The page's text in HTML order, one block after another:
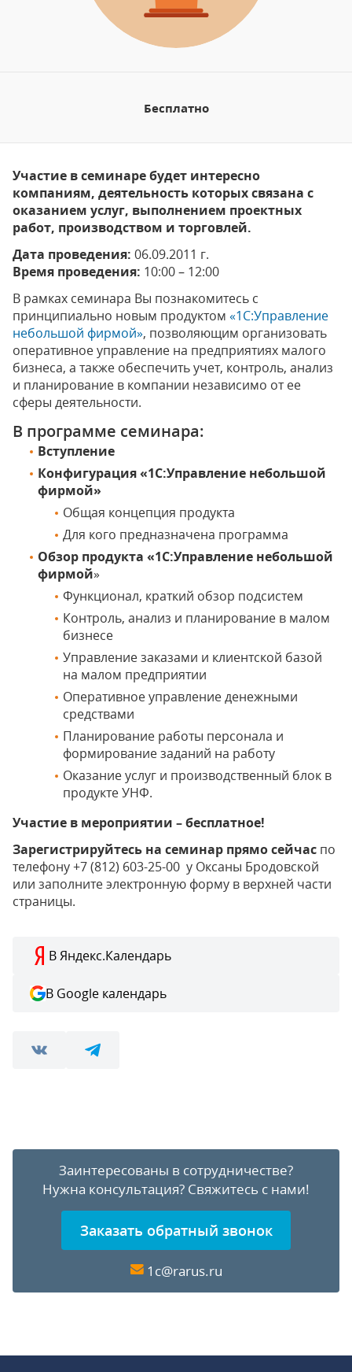
Бесплатно
Участие в семинаре будет интересно
компаниям, деятельность которых связана с
оказанием услуг, выполнением проектных
работ, производством и торговлей.
Дата проведения: 06.09.2011 г.
Время проведения: 10:00 – 12:00
В рамках семинара Вы познакомитесь с
принципиально новым продуктом «1С:Управление
небольшой фирмой», позволяющим организовать
оперативное управление на предприятиях малого
бизнеса, а также обеспечить учет, контроль, анализ
и планирование в компании независимо от ее
сферы деятельности.
В программе семинара:
Вступление
Конфигурация«1С:Управление небольшой
фирмой»
Общая концепция продукта
Для кого предназначена программа
Обзор продукта «1С:Управление небольшой
фирмой»
Функционал, краткий обзор подсистем
Контроль, анализ и планирование в малом
бизнесе
Управление заказами и клиентской базой
на малом предприятии
Оперативное управление денежными
средствами
Планирование работы персонала и
формирование заданий на работу
Оказание услуг и производственный блок в
продукте УНФ.
Участие в мероприятии – бесплатное!
Зарегистрируйтесь на семинар прямо сейчас по
телефону +7 (812) 603-25-00 у Оксаны Бродовской
или заполните электронную форму в верхней части
страницы.
В Яндекс.Календарь
В Google календарь
Заинтересованы в сотрудничестве?
Нужна консультация? Свяжитесь с нами!
Заказать обратный звонок
1c@rarus.ru